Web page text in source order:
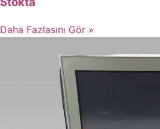
Daha Fazlasını Gör »